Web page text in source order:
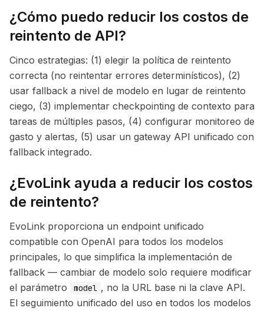
¿Cómo puedo reducir los costos de
reintento de API?
Cinco estrategias: (1) elegir la política de reintento
correcta (no reintentar errores determinísticos), (2)
usar fallback a nivel de modelo en lugar de reintento
ciego, (3) implementar checkpointing de contexto para
tareas de múltiples pasos, (4) configurar monitoreo de
gasto y alertas, (5) usar un gateway API unificado con
fallback integrado.
¿EvoLink ayuda a reducir los costos
de reintento?
EvoLink proporciona un endpoint unificado
compatible con OpenAI para todos los modelos
principales, lo que simplifica la implementación de
fallback — cambiar de modelo solo requiere modificar
el parámetro
model , no la URL base ni la clave API.
El seguimiento unificado del uso en todos los modelos